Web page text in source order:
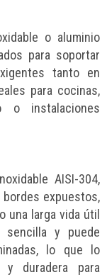
o aluminio
para soportar
tanto en
para cocinas,
o instalaciones
AISI-304,
expuestos,
una larga vida útil
sencilla y puede
lo que lo
duradera para